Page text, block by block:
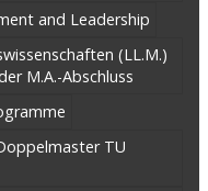
and Leadership
(LL.M.)
M.A.-Abschluss
TU